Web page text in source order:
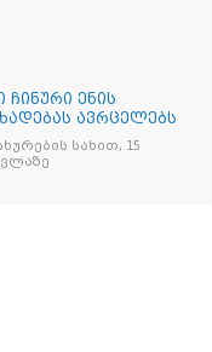
ენის
ავრცელებს
სახით, 15